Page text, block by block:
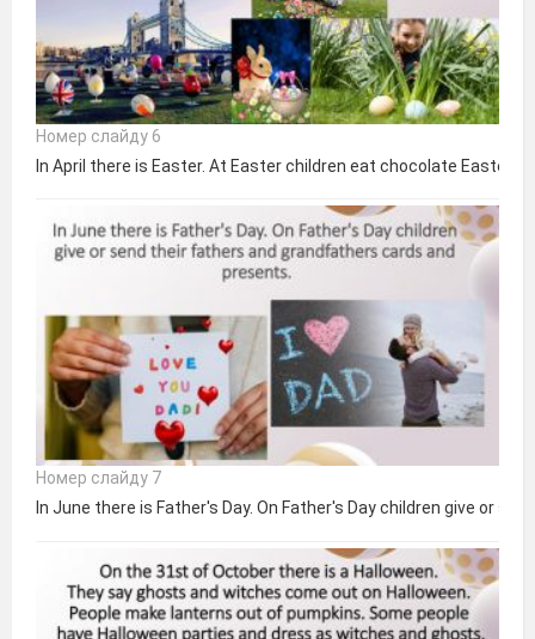
Номер слайду 6
In April there is Easter. At Easter children eat chocolate Easter
Номер слайду 7
In June there is Father's Day. On Father's Day children give or